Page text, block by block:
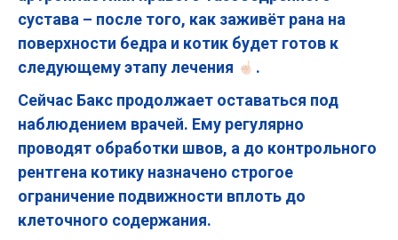
сустава – после того, как заживёт рана на
поверхности бедра и котик будет готов к
следующему этапу лечения
.
Сейчас Бакс продолжает оставаться под
наблюдением врачей. Ему регулярно
проводят обработки швов, а до контрольного
рентгена котику назначено строгое
ограничение подвижности вплоть до
клеточного содержания.